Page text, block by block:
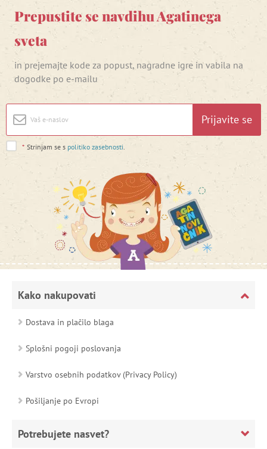
Prepustite se navdihu Agatinega
sveta
in prejemajte kode za popust, nagradne igre in vabila na
dogodke po e-mailu
Prijavite se
* Strinjam se s politiko zasebnosti
Kako nakupovati
Dostava in plačilo blaga
Splošni pogoji poslovanja
Varstvo osebnih podatkov (Privacy Policy)
Pošiljanje po Evropi
Potrebujete nasvet?